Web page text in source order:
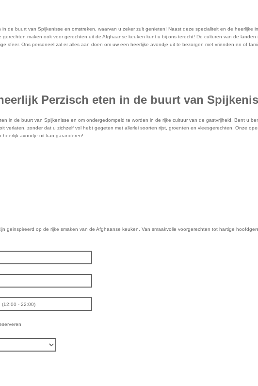
de buurt van Spijkenisse en omstreken, waarvan u zeker zult genieten! Naast deze specialiteit en de heerlijke
maken ook voor gerechten uit de Afghaanse keuken kunt u bij ons terecht! De culturen van de
sfeer. Ons personeel zal er alles aan doen om uw een heerlijke avondje uit te bezorgen met vrienden en of
Perzisch eten in de buurt van
in de buurt van Spijkenisse en om ondergedompeld te worden in de rijke cultuur van de gastvrijheid. Bent u
verlaten, zonder dat u zichzelf vol hebt gegeten met allerlei soorten rijst, groenten en vleesgerechten. Onze
heerlijk avondje uit kan garanderen!
geinspireerd op de rijke smaken van de Afghaanse keuken. Van smaakvolle voorgerechten tot hartige